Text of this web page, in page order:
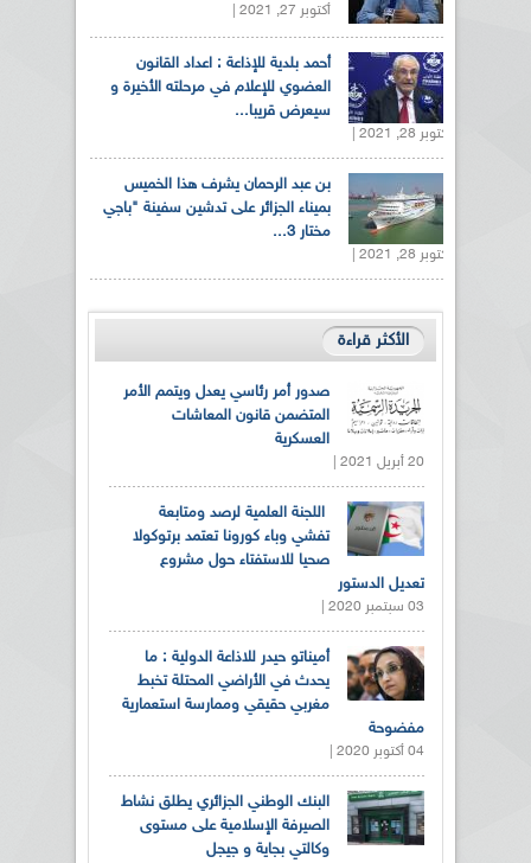
أكتوبر 27, 2021 |
أحمد بلدية للإذاعة : اعداد القانون
العضوي للإعلام في مرحلته الأخيرة و
سيعرض قريبا...
أكتوبر 28, 2021 |
بن عبد الرحمان يشرف هذا الخميس
بميناء الجزائر على تدشين سفينة "باجي
مختار 3...
أكتوبر 28, 2021 |
الأكثر قراءة
صدور أمر رئاسي يعدل ويتمم الأمر
المتضمن قانون المعاشات
العسكرية
20 أبريل 2021 |
اللجنة العلمية لرصد ومتابعة
تفشي وباء كورونا تعتمد برتوكولا
صحيا للاستفتاء حول مشروع
تعديل الدستور
03 سبتمبر 2020 |
أميناتو حيدر للاذاعة الدولية : ما
يحدث في الأراضي المحتلة تخبط
مغربي حقيقي وممارسة استعمارية
مفضوحة
04 أكتوبر 2020 |
البنك الوطني الجزائري يطلق نشاط
الصيرفة الإسلامية على مستوى
وكالتي بجاية و جيجل